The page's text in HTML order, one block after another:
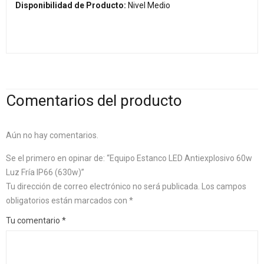
Disponibilidad de Producto: Nivel Medio
Comentarios del producto
Aún no hay comentarios.
Se el primero en opinar de: “Equipo Estanco LED Antiexplosivo 60w
Luz Fría IP66 (630w)”
Tu dirección de correo electrónico no será publicada.
Los campos
obligatorios están marcados con *
Tu comentario *